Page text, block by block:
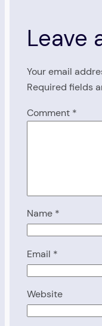
Leave
Your email
Required fields
Comment *
Name *
Email *
Website